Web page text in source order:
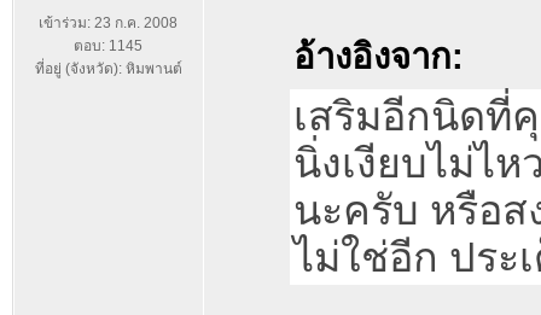
เข้าร่วม: 23 ก.ค. 2008
ตอบ: 1145
ที่อยู่ (จังหวัด): หิมพานต์
อ้างอิงจาก:
เสริมอีกนิดที่
นิ่งเงียบไม่ไ
นะครับ หรือส
ไม่ใช่อีก ประ